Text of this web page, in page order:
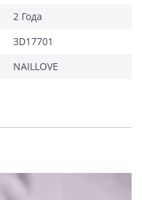
2 Года
3D17701
NAILLOVE